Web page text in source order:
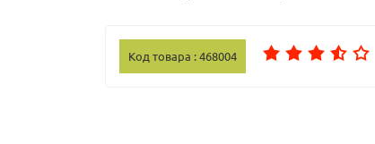
Код товара : 468004